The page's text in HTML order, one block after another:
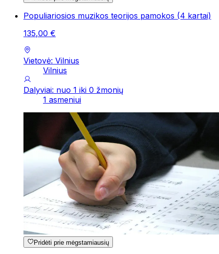
Populiariosios muzikos teorijos pamokos (4 kartai)
135,00 €
Vietovė: Vilnius
Vilnius
Dalyviai: nuo 1 iki 0 žmonių
1 asmeniui
Pridėti prie mėgstamiausių